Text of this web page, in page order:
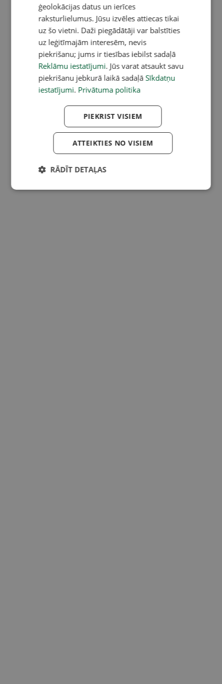
ģeolokācijas datus un ierīces
raksturlielumus. Jūsu izvēles attiecas tikai
uz šo vietni. Daži piegādātāji var balstīties
uz leģitīmajām interesēm, nevis
piekrišanu; jums ir tiesības iebilst sadaļā
Reklāmu iestatījumi. Jūs varat atsaukt savu
piekrišanu jebkurā laikā sadaļā Sīkdatņu
iestatījumi. Privātuma politika
PIEKRIST VISIEM
ATTEIKTIES NO VISIEM
RĀDĪT DETAĻAS